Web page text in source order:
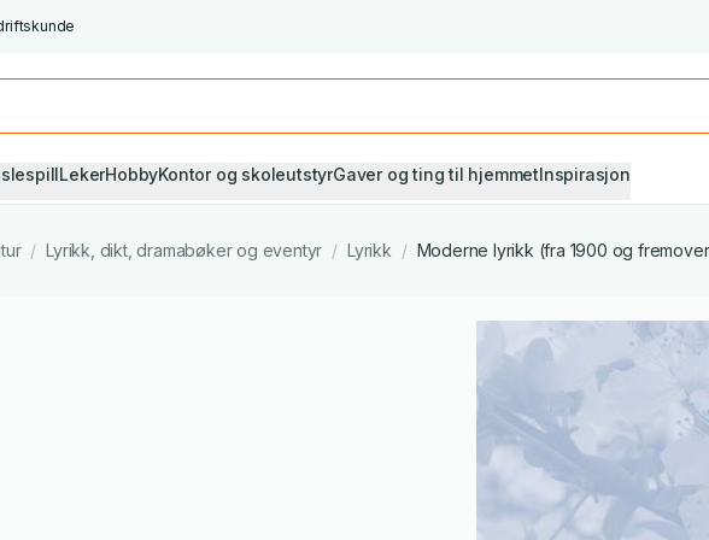
LekerHobbyKontor og skoleutstyrGaver og ting til hjemmetInspirasjon
/ Lyrikk, dikt, dramabøker og eventyr / Lyrikk / Moderne lyrikk (fra 1900 og